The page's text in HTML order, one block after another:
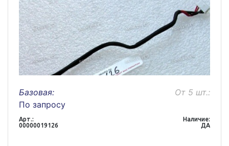
Базовая:
По запросу
От 5 шт.:
Арт.:
00000019126
Наличие:
ДА